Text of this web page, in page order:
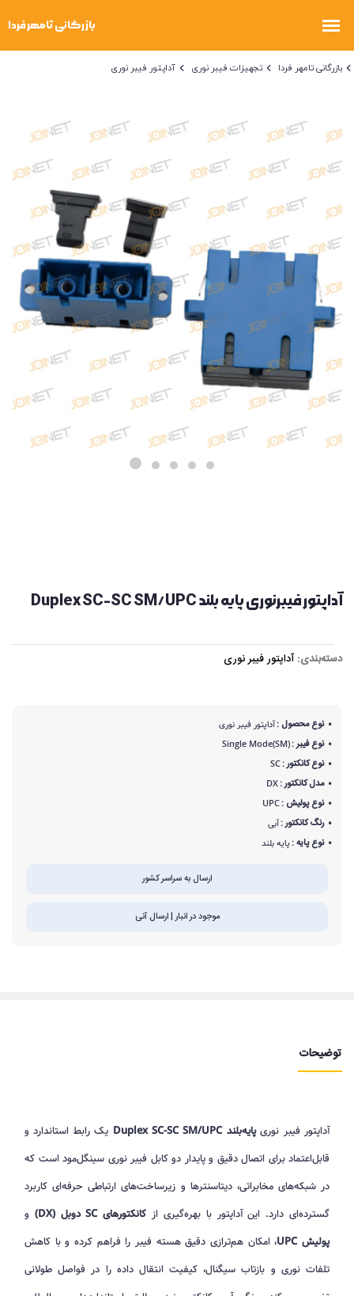
بازرگانی تامهر فردا تجهیزات فیبر نوری آداپتور فیبر نوری
آداپتور فیبرنوری پایه بلند Duplex SC-SC SM/UPC
دسته‌بندی: آداپتور فیبر نوری
نوع محصول :آداپتور فیبر نوری
نوع فیبر :Single Mode(SM)
نوع کانکتور :SC
مدل کانکتور :DX
نوع پولیش :UPC
رنگ کانکتور :آبی
نوع پایه :پایه بلند
ارسال به سراسر کشور
موجود در انبار | ارسال آنی
توضیحات
آداپتور فیبر نوریپایه‌بلند Duplex SC-SC SM/UPC
یک رابط استاندارد و
قابل‌اعتماد برای اتصال دقیق و پایدار دو کابل فیبر نوری سینگل‌مود است که
در شبکه‌های مخابراتی، دیتاسنترها و زیرساخت‌های ارتباطی حرفه‌ای کاربرد
گسترده‌ای دارد. این آداپتور با بهره‌گیری از کانکتورهای SC دوبل (DX)
و
پولیش UPC
، امکان هم‌ترازی دقیق هسته فیبر را فراهم کرده و با کاهش
تلفات نوری و بازتاب سیگنال، کیفیت انتقال داده را در فواصل طولانی